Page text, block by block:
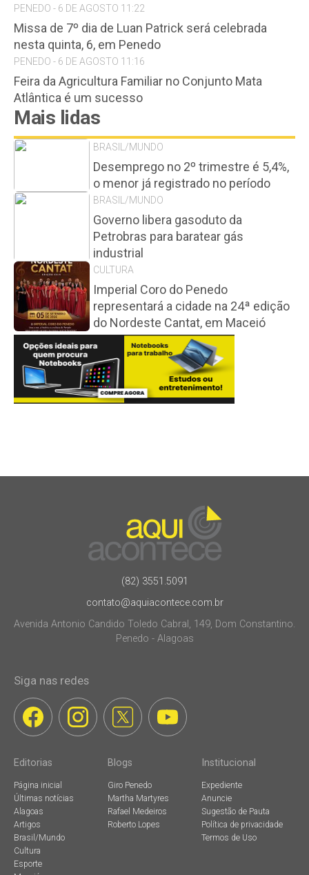
PENEDO - 6 DE AGOSTO 11:22
Missa de 7º dia de Luan Patrick será celebrada
nesta quinta, 6, em Penedo
PENEDO - 6 DE AGOSTO 11:16
Feira da Agricultura Familiar no Conjunto Mata
Atlântica é um sucesso
Mais lidas
BRASIL/MUNDO
Desemprego no 2º trimestre é 5,4%,
o menor já registrado no período
BRASIL/MUNDO
Governo libera gasoduto da
Petrobras para baratear gás
industrial
CULTURA
Imperial Coro do Penedo
representará a cidade na 24ª edição
do Nordeste Cantat, em Maceió
(82) 3551.5091
contato@aquiacontece.com.br
Avenida Antonio Candido Toledo Cabral, 149, Dom Constantino.
Penedo - Alagoas
Siga nas redes
Editorias
Página inicial
Últimas notícias
Alagoas
Artigos
Brasil/Mundo
Cultura
Esporte
Blogs
Giro Penedo
Martha Martyres
Rafael Medeiros
Roberto Lopes
Institucional
Expediente
Anuncie
Sugestão de Pauta
Política de privacidade
Termos de Uso